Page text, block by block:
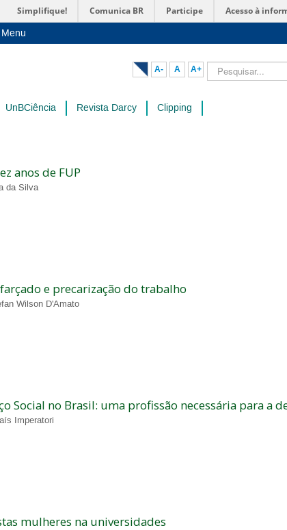
Simplifique! Comunica BR Participe Acesso à
Menu
A- A A+ Pesquisar...
UnBCiência Revista Darcy Clipping
anos de FUP
da Silva
e precarização do trabalho
Wilson D'Amato
Social no Brasil: uma profissão necessária para a
Imperatori
mulheres na universidades